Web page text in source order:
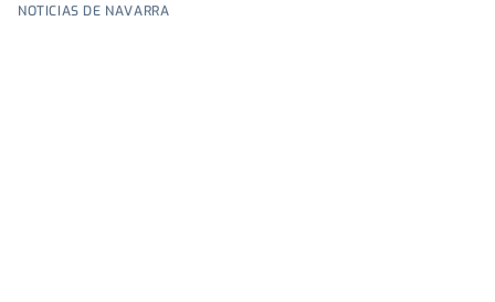
NOTICIAS DE NAVARRA